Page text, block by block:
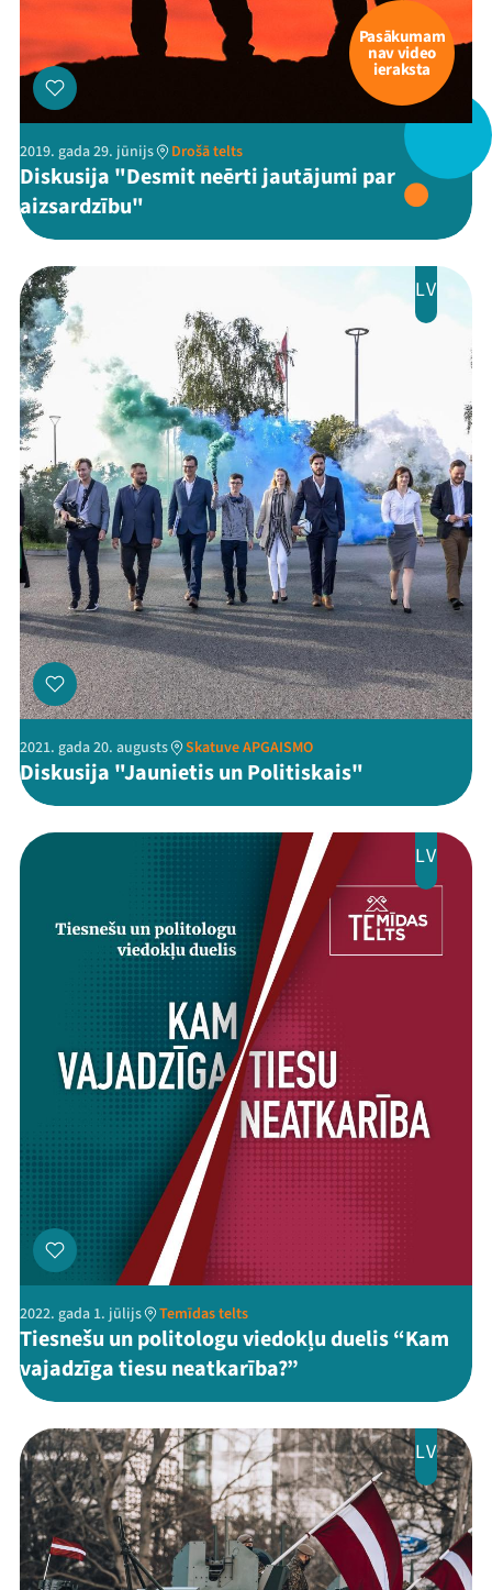
Pasākumam
nav video
ieraksta
2019. gada 29. jūnijs Drošā telts
Diskusija "Desmit neērti jautājumi par
aizsardzību"
LV
2021. gada 20. augusts Skatuve APGAISMO
Diskusija "Jaunietis un Politiskais"
LV
2022. gada 1. jūlijs Temīdas telts
Tiesnešu un politologu viedokļu duelis “Kam
vajadzīga tiesu neatkarība?”
LV